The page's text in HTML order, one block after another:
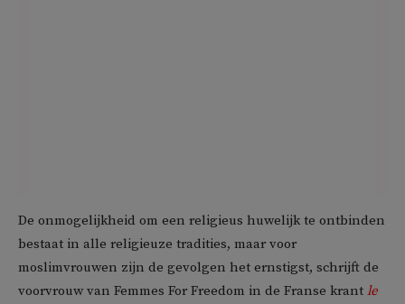
De onmogelijkheid om een ​​religieus huwelijk te ontbinden
bestaat in alle religieuze tradities, maar voor
moslimvrouwen zijn de gevolgen het ernstigst, schrijft de
voorvrouw van Femmes For Freedom in de Franse krant le